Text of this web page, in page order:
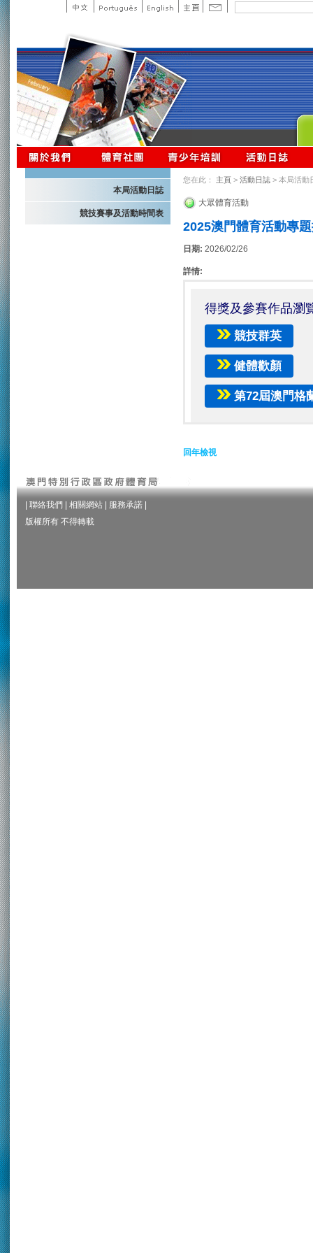
本局活動日誌
競技賽事及活動時間表
您在此： 主頁 > 活動日誌 > 本局活動
大眾體育活動
2025澳門體育活動專
日期: 2026/02/26
詳情:
得獎及參賽作品瀏
競技群英
健體歡顏
第72屆澳門格
回年檢視
聯絡我們 相關網站 服務承諾
版權所有 不得轉載